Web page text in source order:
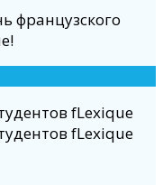
французского
fLexique
fLexique